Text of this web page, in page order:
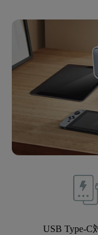
USB Type-C